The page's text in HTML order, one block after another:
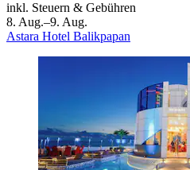
inkl. Steuern & Gebühren
8. Aug.–9. Aug.
Astara Hotel Balikpapan